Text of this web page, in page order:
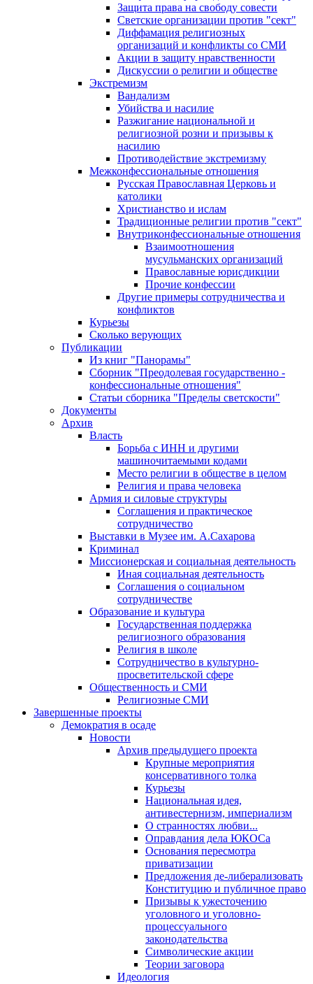
Защита права на свободу совести
Светские организации против "сект"
Диффамация религиозных
организаций и конфликты со СМИ
Акции в защиту нравственности
Дискуссии о религии и обществе
Экстремизм
Вандализм
Убийства и насилие
Разжигание национальной и
религиозной розни и призывы к
насилию
Противодействие экстремизму
Межконфессиональные отношения
Русская Православная Церковь и
католики
Христианство и ислам
Традиционные религии против "сект"
Внутриконфессиональные отношения
Взаимоотношения
мусульманских организаций
Православные юрисдикции
Прочие конфессии
Другие примеры сотрудничества и
конфликтов
Курьезы
Сколько верующих
Публикации
Из книг "Панорамы"
Сборник "Преодолевая государственно -
конфессиональные отношения"
Статьи сборника "Пределы светскости"
Документы
Архив
Власть
Борьба с ИНН и другими
машиночитаемыми кодами
Место религии в обществе в целом
Религия и права человека
Армия и силовые структуры
Соглашения и практическое
сотрудничество
Выставки в Музее им. А.Сахарова
Криминал
Миссионерская и социальная деятельность
Иная социальная деятельность
Соглашения о социальном
сотрудничестве
Образование и культура
Государственная поддержка
религиозного образования
Религия в школе
Сотрудничество в культурно-
просветительской сфере
Общественность и СМИ
Религиозные СМИ
Завершенные проекты
Демократия в осаде
Новости
Архив предыдущего проекта
Крупные мероприятия
консервативного толка
Курьезы
Национальная идея,
антивестернизм, империализм
О странностях любви...
Оправдания дела ЮКОСа
Основания пересмотра
приватизации
Предложения де-либерализовать
Конституцию и публичное право
Призывы к ужесточению
уголовного и уголовно-
процессуального
законодательства
Символические акции
Теории заговора
Идеология